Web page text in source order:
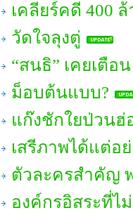
เคลียร์คดี 400
วัดใจลุงตู่
“สนธิ” เคยเตือ
ม็อบต้นแบบ?
แก๊งชักใยป่วนฮ่
เสรีภาพได้แต่อ
ตัวละครสำคัญ
องค์กรอิสระที่ไ